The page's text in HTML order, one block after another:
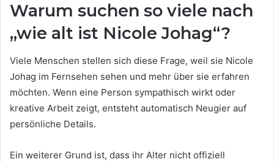
Warum suchen so viele nach
„wie alt ist Nicole Johag“?
Viele Menschen stellen sich diese Frage, weil sie Nicole
Johag im Fernsehen sehen und mehr über sie erfahren
möchten. Wenn eine Person sympathisch wirkt oder
kreative Arbeit zeigt, entsteht automatisch Neugier auf
persönliche Details.
Ein weiterer Grund ist, dass ihr Alter nicht offiziell